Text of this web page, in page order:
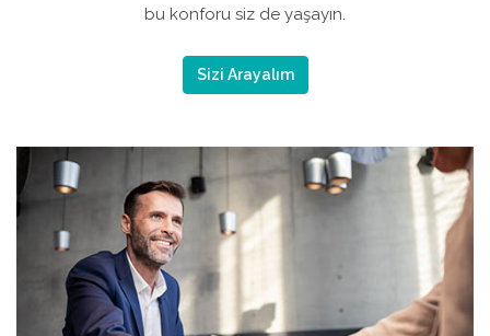
bu konforu siz de yaşayın.
Sizi Arayalım